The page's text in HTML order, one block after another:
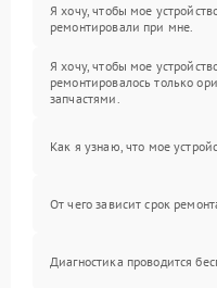
Я хочу, чтобы мое
ремонтировали при мне.
Я хочу, чтобы мое
ремонтировалось только
запчастями.
Как я узнаю, что мое
От чего зависит срок
Диагностика проводится